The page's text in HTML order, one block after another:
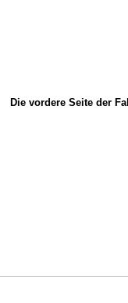
Die vordere Seite der